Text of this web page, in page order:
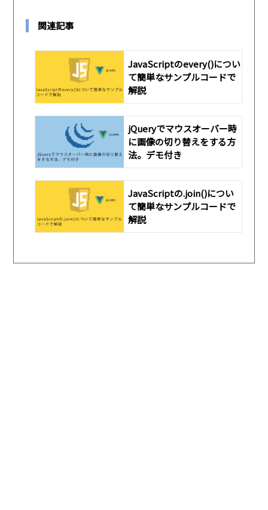
関連記事
JavaScriptのevery()につい
て簡単なサンプルコードで
解説
jQueryでマウスオーバー時
に画像の切り替えをする方
法。デモ付き
JavaScriptの.join()につい
て簡単なサンプルコードで
解説